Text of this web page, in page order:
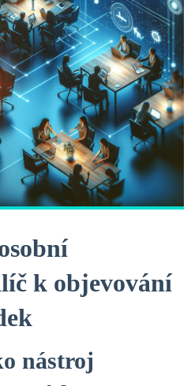
k objevování
nástroj